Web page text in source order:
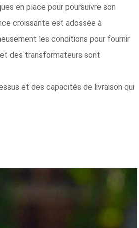
en place pour poursuivre son
croissante est adossée à
les conditions pour fournir
des transformateurs sont
et des capacités de livraison qui